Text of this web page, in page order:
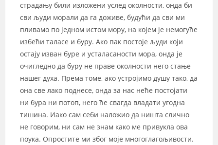
страдању били изложени услед околности, онда би
сви људи морали да га доживе, будући да сви ми
пливамо по једном истом мору, на којем је немогуће
избећи таласе и буру. Ако пак постоје људи који
остају изван буре и усталасаности мора, онда је
очигледно да буру не праве околности него стање
нашег духа. Према томе, ако устројимо душу тако, да
она све лако поднесе, онда за нас неће постојати
ни бура ни потоп, него ће свагда владати угодна
тишина. Иако сам себи наложио да ништа слично
не говорим, ни сам не знам како ме привукла ова
поука. Опростите ми због моје многоглагољивости.